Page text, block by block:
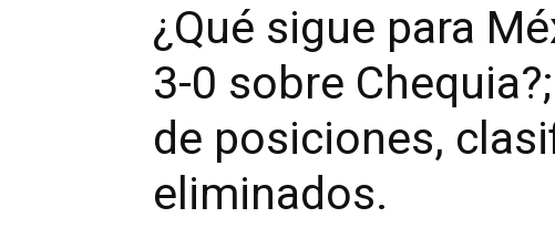
¿Qué sigue para
3-0 sobre
de posiciones,
eliminados.